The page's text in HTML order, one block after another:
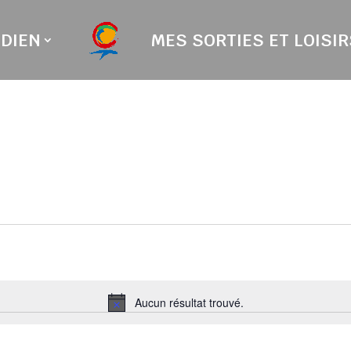
MES SORTIES ET
Notice
Aucun résultat trouvé.